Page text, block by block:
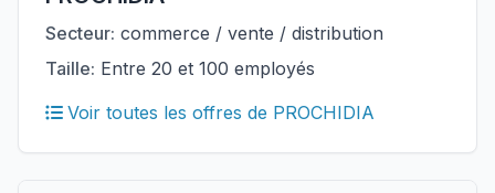
Secteur: commerce / vente / distribution
Taille: Entre 20 et 100 employés
Voir toutes les offres de PROCHIDIA